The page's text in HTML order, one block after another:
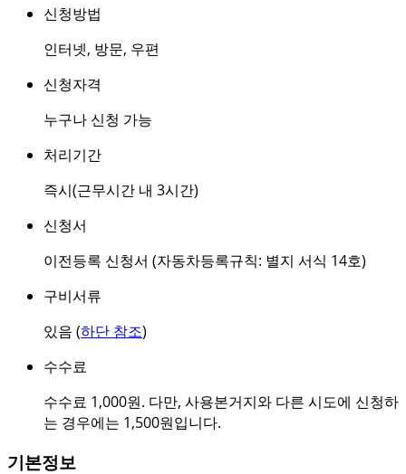
신청방법
인터넷, 방문, 우편
신청자격
누구나 신청 가능
처리기간
즉시(근무시간 내 3시간)
신청서
이전등록 신청서 (자동차등록규칙: 별지 서식 14호)
구비서류
있음 (하단 참조)
수수료
수수료 1,000원. 다만, 사용본거지와 다른 시도에 신청하
는 경우에는 1,500원입니다.
기본정보